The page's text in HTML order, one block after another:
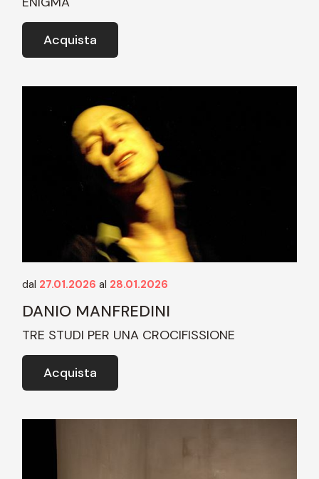
Acquista
dal 27.01.2026 al 28.01.2026
DANIO MANFREDINI
TRE STUDI PER UNA CROCIFISSIONE
Acquista